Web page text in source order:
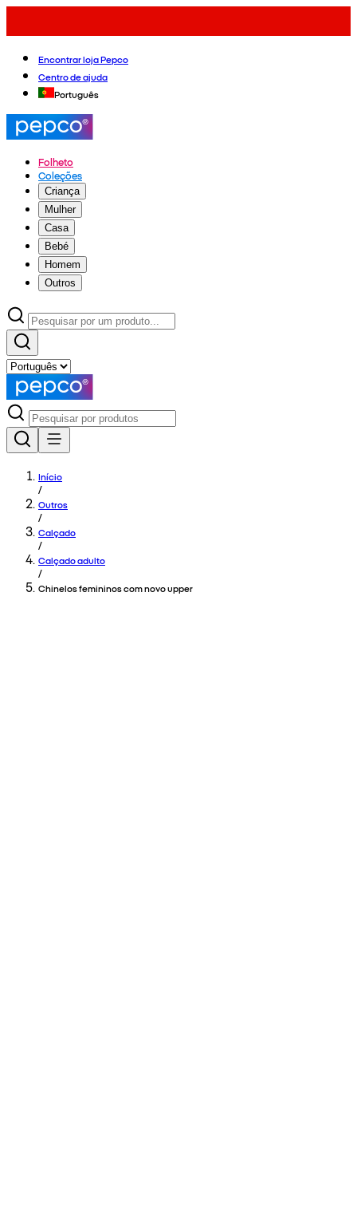
Encontrar loja Pepco
Centro de ajuda
Português
Folheto
Coleções
Criança
Mulher
Casa
Bebé
Homem
Outros
Início
/
Outros
/
Calçado
/
Calçado adulto
/
Chinelos femininos com novo upper